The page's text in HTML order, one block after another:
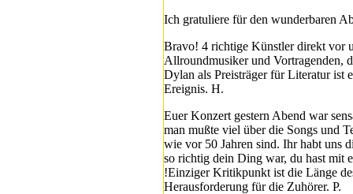
Ich gratuliere für den wunderbaren
Bravo! 4 richtige Künstler direkt vor
Allroundmusiker und Vortragenden,
Dylan als Preisträger für Literatur ist
Ereignis. H.
Euer Konzert gestern Abend war
man mußte viel über die Songs und
wie vor 50 Jahren sind. Ihr habt uns
so richtig dein Ding war, du hast mit
!Einziger Kritikpunkt ist die Länge
Herausforderung für die Zuhörer. P.